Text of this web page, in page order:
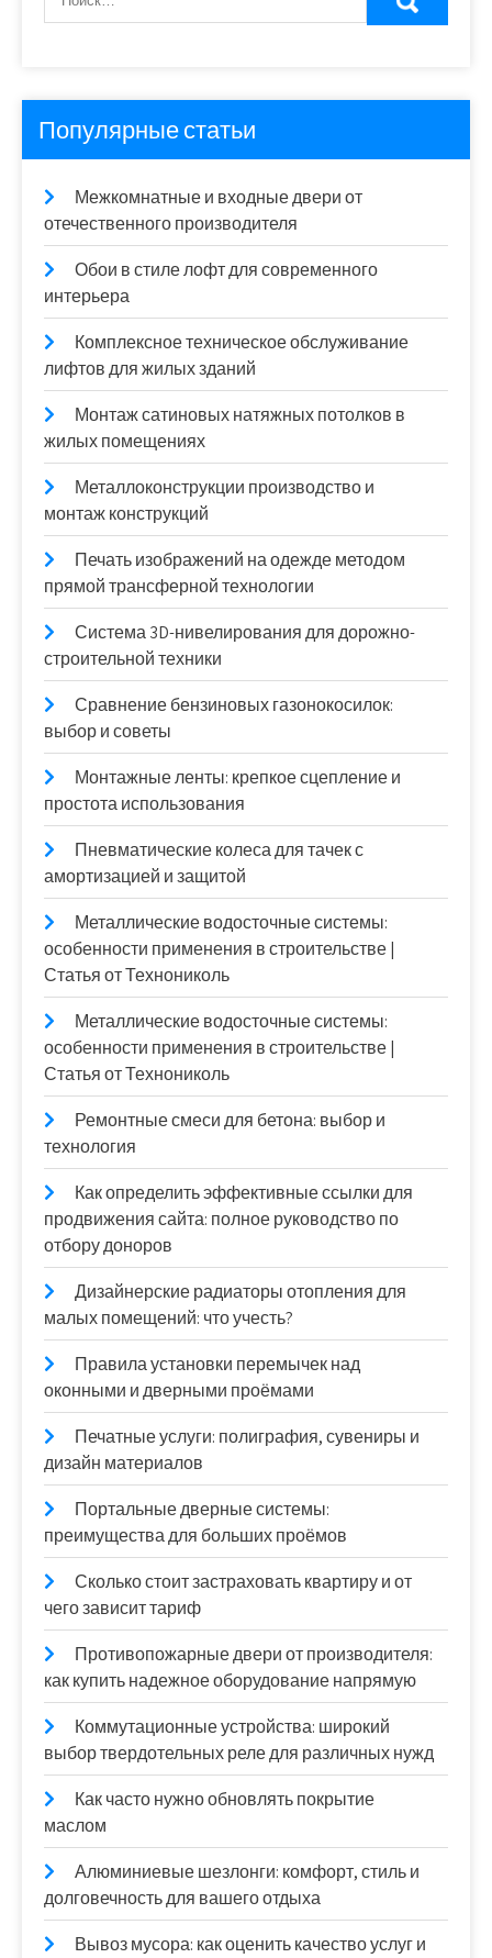
Популярные статьи
Межкомнатные и входные двери от
отечественного производителя
Обои в стиле лофт для современного
интерьера
Комплексное техническое обслуживание
лифтов для жилых зданий
Монтаж сатиновых натяжных потолков в
жилых помещениях
Металлоконструкции производство и
монтаж конструкций
Печать изображений на одежде методом
прямой трансферной технологии
Система 3D-нивелирования для дорожно-
строительной техники
Сравнение бензиновых газонокосилок:
выбор и советы
Монтажные ленты: крепкое сцепление и
простота использования
Пневматические колеса для тачек с
амортизацией и защитой
Металлические водосточные системы:
особенности применения в строительстве |
Статья от Технониколь
Металлические водосточные системы:
особенности применения в строительстве |
Статья от Технониколь
Ремонтные смеси для бетона: выбор и
технология
Как определить эффективные ссылки для
продвижения сайта: полное руководство по
отбору доноров
Дизайнерские радиаторы отопления для
малых помещений: что учесть?
Правила установки перемычек над
оконными и дверными проёмами
Печатные услуги: полиграфия, сувениры и
дизайн материалов
Портальные дверные системы:
преимущества для больших проёмов
Сколько стоит застраховать квартиру и от
чего зависит тариф
Противопожарные двери от производителя:
как купить надежное оборудование напрямую
Коммутационные устройства: широкий
выбор твердотельных реле для различных нужд
Как часто нужно обновлять покрытие
маслом
Алюминиевые шезлонги: комфорт, стиль и
долговечность для вашего отдыха
Вывоз мусора: как оценить качество услуг и